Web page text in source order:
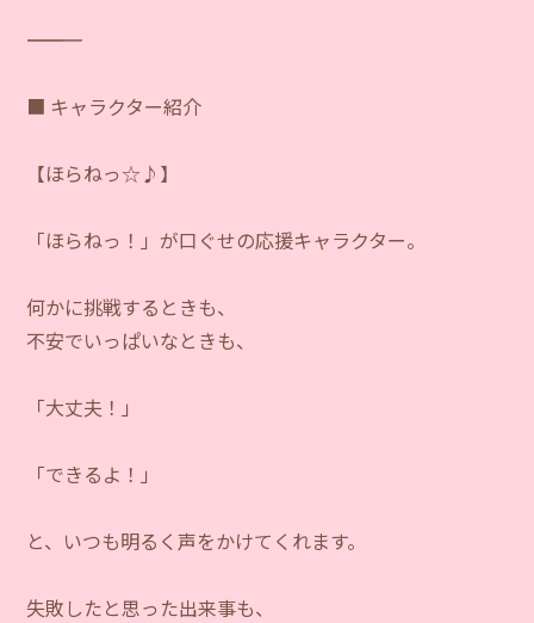
―――――――――――
■ キャラクター紹介
【ほらねっ☆♪】
「ほらねっ！」が口ぐせの応援キャラクター。
何かに挑戦するときも、
不安でいっぱいなときも、
「大丈夫！」
「できるよ！」
と、いつも明るく声をかけてくれます。
失敗したと思った出来事も、